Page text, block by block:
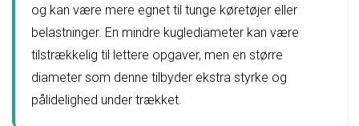
og kan være mere egnet til tunge køretøjer eller
belastninger. En mindre kuglediameter kan være
tilstrækkelig til lettere opgaver, men en større
diameter som denne tilbyder ekstra styrke og
pålidelighed under trækket.